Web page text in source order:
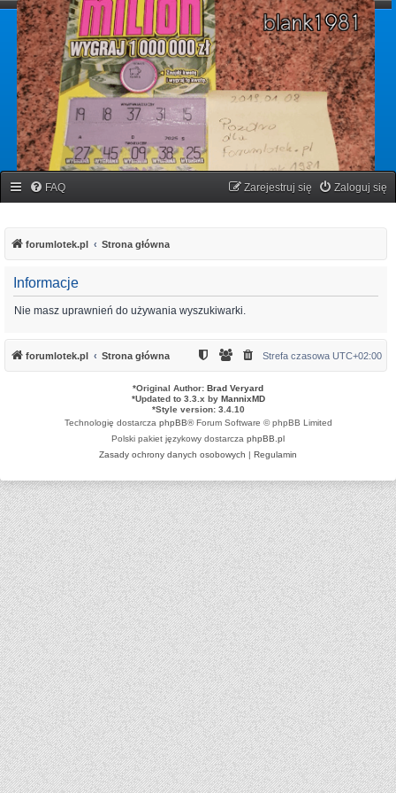
forumlotek.pl
Forum gier liczbowych
FAQ Zaloguj się
Zarejestruj się
forumlotek.pl Strona główna
Informacje
Nie masz uprawnień do używania wyszukiwarki.
forumlotek.pl Strona główna Strefa czasowa UTC+02:00
*Original Author: Brad Veryard
*Updated to 3.3.x by MannixMD
*Style version: 3.4.10
Technologię dostarcza phpBB® Forum Software © phpBB Limited
Polski pakiet językowy dostarcza phpBB.pl
Zasady ochrony danych osobowych | Regulamin